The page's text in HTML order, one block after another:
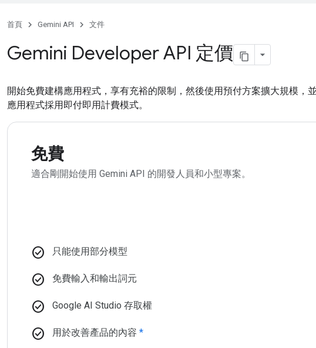
首頁 Gemini API 文件
Gemini Developer API 定價
開始免費建構應用程式，享有充裕的限制，然後使用預付方案擴大規模，
應用程式採用即付即用計費模式。
免費
適合剛開始使用 Gemini API 的開發人員和小型專案。
check_circle 只能使用部分模型
check_circle 免費輸入和輸出詞元
check_circle Google AI Studio 存取權
check_circle 用於改善產品的內容 *